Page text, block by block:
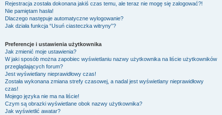
Rejestracja została dokonana jakiś czas temu, ale teraz nie mogę się zalogować?!
Nie pamiętam hasła!
Dlaczego następuje automatyczne wylogowanie?
Jak działa funkcja “Usuń ciasteczka witryny”?
Preferencje i ustawienia użytkownika
Jak zmienić moje ustawienia?
W jaki sposób można zapobiec wyświetlaniu nazwy użytkownika na liście użytkowników
przeglądających forum?
Jest wyświetlany nieprawidłowy czas!
Została wykonana zmiana strefy czasowej, a nadal jest wyświetlany nieprawidłowy
czas!
Mojego języka nie ma na liście!
Czym są obrazki wyświetlane obok nazwy użytkownika?
Jak wyświetlić awatar?